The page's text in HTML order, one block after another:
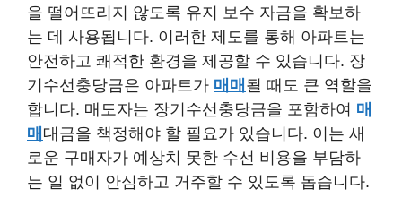
을 떨어뜨리지 않도록 유지 보수 자금을 확보하
는 데 사용됩니다. 이러한 제도를 통해 아파트는
안전하고 쾌적한 환경을 제공할 수 있습니다. 장
기수선충당금은 아파트가 매매 될 때도 큰 역할을
합니다. 매도자는 장기수선충당금을 포함하여 매
매 대금을 책정해야 할 필요가 있습니다. 이는 새
로운 구매자가 예상치 못한 수선 비용을 부담하
는 일 없이 안심하고 거주할 수 있도록 돕습니다.